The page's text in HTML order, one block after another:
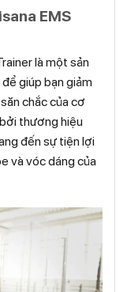
EMS
là một sản
giúp bạn giảm
chắc của cơ
thương hiệu
đến sự tiện lợi
và vóc dáng của